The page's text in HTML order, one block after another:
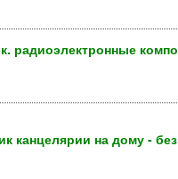
радиоэлектронные
канцелярии на дому -